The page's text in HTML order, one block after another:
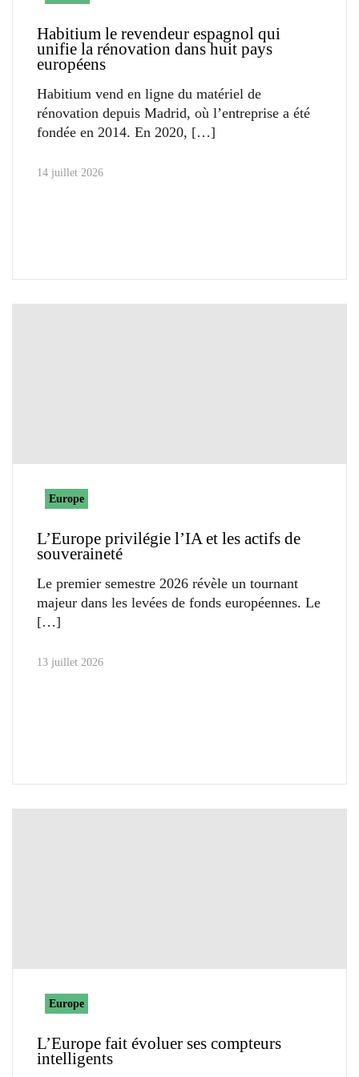
Habitium le revendeur espagnol qui
unifie la rénovation dans huit pays
européens
Habitium vend en ligne du matériel de
rénovation depuis Madrid, où l’entreprise a été
fondée en 2014. En 2020,
14 juillet 2026
Europe
L’Europe privilégie l’IA et les actifs de
souveraineté
Le premier semestre 2026 révèle un tournant
majeur dans les levées de fonds européennes. Le
13 juillet 2026
Europe
L’Europe fait évoluer ses compteurs
intelligents